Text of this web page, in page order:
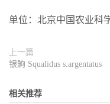
单位：北京中国农业科
上一篇
银鮈 Squalidus s.argentatus
相关推荐